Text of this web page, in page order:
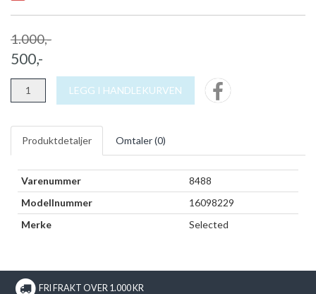
1.000,-
500,-
LEGG I HANDLEKURVEN
Produktdetaljer Omtaler (0)
Varenummer
8488
Modellnummer
16098229
Merke
Selected
FRI FRAKT OVER 1.000 KR